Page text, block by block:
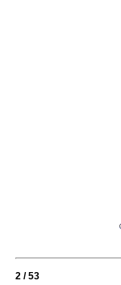
2 / 53